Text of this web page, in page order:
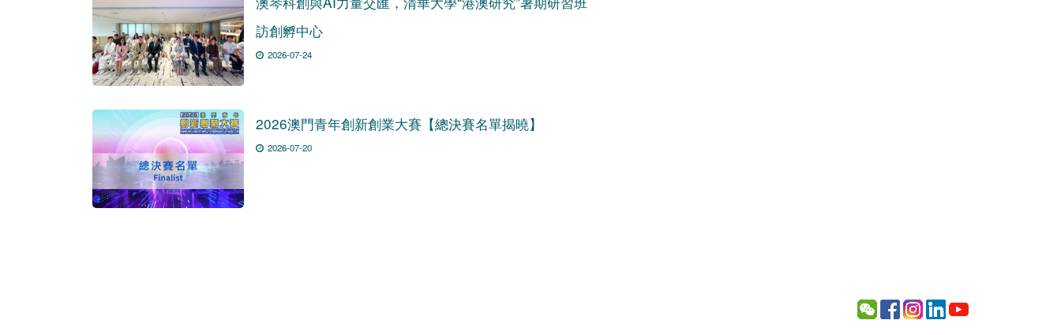
訪創孵中心
2026-07-24
2026澳門青年創新創業大賽【總決賽名單揭曉】
2026-07-20